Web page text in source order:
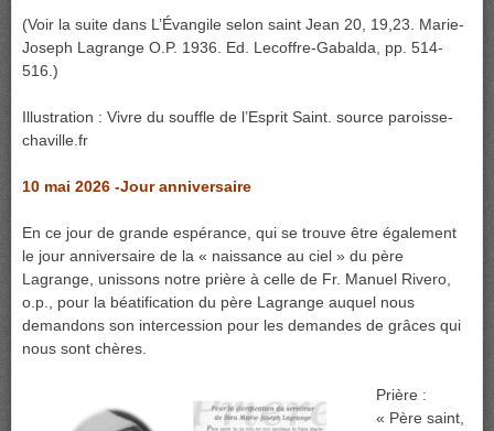
(Voir la suite dans L’Évangile selon saint Jean 20, 19,23. Marie-
Joseph Lagrange O.P. 1936. Ed. Lecoffre-Gabalda, pp. 514-
516.)
Illustration : Vivre du souffle de l’Esprit Saint. source paroisse-
chaville.fr
10 mai 2026 -Jour anniversaire
En ce jour de grande espérance, qui se trouve être également
le jour anniversaire de la « naissance au ciel » du père
Lagrange, unissons notre prière à celle de Fr. Manuel Rivero,
o.p., pour la béatification du père Lagrange auquel nous
demandons son intercession pour les demandes de grâces qui
nous sont chères.
Prière :
« Père saint,